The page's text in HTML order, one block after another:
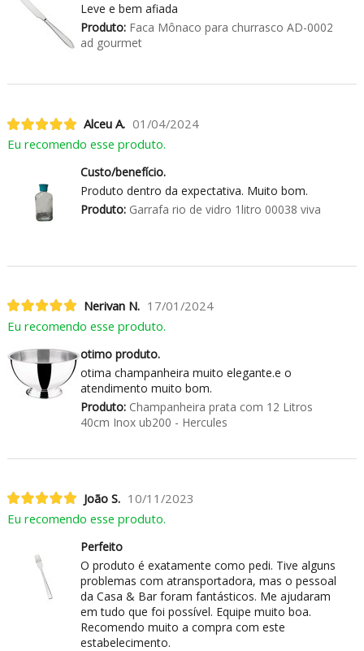
Leve e bem afiada
Produto:Faca Mônaco para churrasco AD-0002
ad gourmet
Alceu A. 01/04/2024
Eu recomendo esse produto.
Custo/benefício.
Produto dentro da expectativa. Muito bom.
Produto:Garrafa rio de vidro 1litro 00038 viva
Nerivan N. 17/01/2024
Eu recomendo esse produto.
otimo produto.
otima champanheira muito elegante.e o
atendimento muito bom.
Produto:Champanheira prata com 12 Litros
40cm Inox ub200 - Hercules
João S. 10/11/2023
Eu recomendo esse produto.
Perfeito
O produto é exatamente como pedi. Tive alguns
problemas com atransportadora, mas o pessoal
da Casa & Bar foram fantásticos. Me ajudaram
em tudo que foi possível. Equipe muito boa.
Recomendo muito a compra com este
estabelecimento.